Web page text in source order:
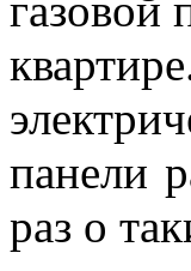
панели
раз о